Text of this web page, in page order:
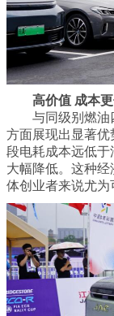
高价值 成本更
与同级别燃油四
方面展现出显著
段电耗成本远低
大幅降低。这种
体创业者来说尤为